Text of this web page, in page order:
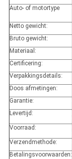
Auto- of motortype
Netto gewicht:
Bruto gewicht:
Materiaal:
Certificering:
Verpakkingsdetails:
Doos afmetingen:
Garantie:
Levertijd:
Voorraad:
Verzendmethode:
Betalingsvoorwaarden: